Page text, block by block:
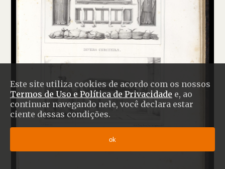
Este site utiliza cookies de acordo com os nossos
Termos de Uso e Política de Privacidade e, ao
continuar navegando nele, você declara estar
ciente dessas condições.
ok